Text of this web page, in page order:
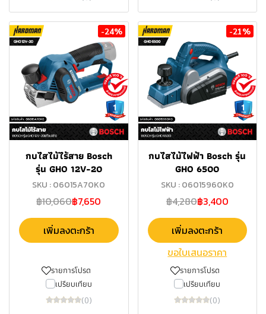
-24%
กบไสไม้ไร้สาย Bosch
รุ่น GHO 12V-20
SKU : 06015A70K0
฿10,060฿7,650
เพิ่มลงตะกร้า
รายการโปรด
เปรียบเทียบ
(0)
-21%
กบไสไม้ไฟฟ้า Bosch รุ่น
GHO 6500
SKU : 06015960K0
฿4,280฿3,400
เพิ่มลงตะกร้า
ขอใบเสนอราคา
รายการโปรด
เปรียบเทียบ
(0)